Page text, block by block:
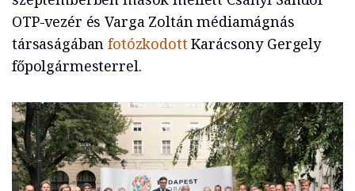
OTP-vezér és Varga Zoltán médiamágnás
társaságábanfotózkodottKarácsony Gergely
főpolgármesterrel.